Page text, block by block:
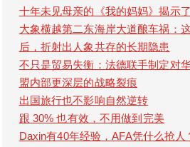
十年未见母亲的《我的妈妈》揭示
大象横越第二东海岸大道酿车祸：
后，折射出人象共存的长期隐患
不只是贸易失衡：法德联手制定对
盟内部更深层的战略裂痕
出国旅行也不影响自然逆转
跟 30% 也有效，不用做到完美
Daxin有40年经验，AFA凭什么抢人